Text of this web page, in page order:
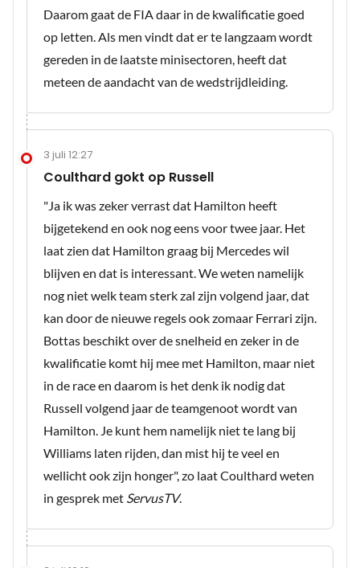
Daarom gaat de FIA daar in de kwalificatie goed
op letten. Als men vindt dat er te langzaam wordt
gereden in de laatste minisectoren, heeft dat
meteen de aandacht van de wedstrijdleiding.
3 juli 12:27
Coulthard gokt op Russell
"Ja ik was zeker verrast dat Hamilton heeft
bijgetekend en ook nog eens voor twee jaar. Het
laat zien dat Hamilton graag bij Mercedes wil
blijven en dat is interessant. We weten namelijk
nog niet welk team sterk zal zijn volgend jaar, dat
kan door de nieuwe regels ook zomaar Ferrari zijn.
Bottas beschikt over de snelheid en zeker in de
kwalificatie komt hij mee met Hamilton, maar niet
in de race en daarom is het denk ik nodig dat
Russell volgend jaar de teamgenoot wordt van
Hamilton. Je kunt hem namelijk niet te lang bij
Williams laten rijden, dan mist hij te veel en
wellicht ook zijn honger", zo laat Coulthard weten
in gesprek met ServusTV.